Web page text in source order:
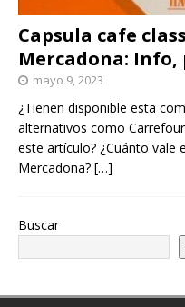
Capsula cafe
Mercadona:
mayo 9, 2023
¿Tienen disponible esta
alternativos como
este artículo? ¿Cuánto vale
Mercadona? […]
Buscar